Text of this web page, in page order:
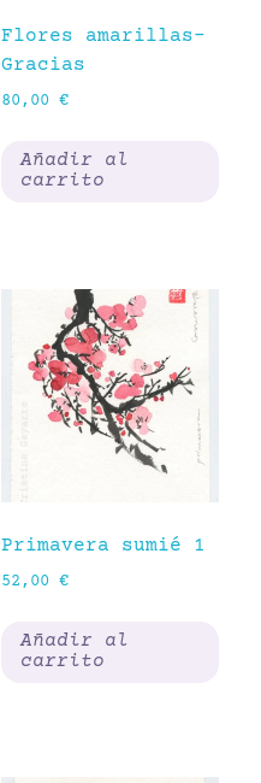
Flores amarillas-
Gracias
80,00 €
Añadir al
carrito
Primavera sumié 1
52,00 €
Añadir al
carrito